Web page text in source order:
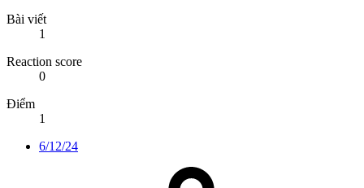
Bài viết
1
Reaction score
0
Điểm
1
6/12/24